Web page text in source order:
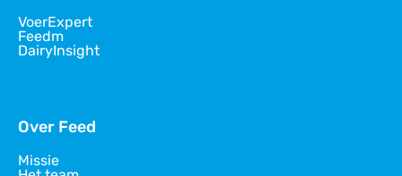
VoerExpert
Feedm
DairyInsight
Over Feed
Missie